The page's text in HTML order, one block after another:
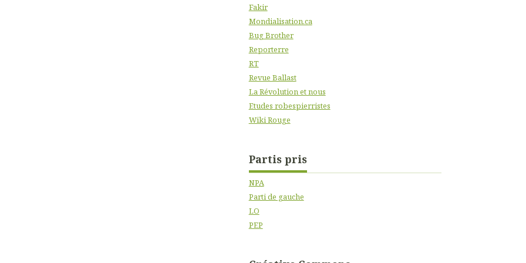
Fakir
Mondialisation.ca
Bug Brother
Reporterre
RT
Revue Ballast
La Révolution et nous
Etudes robespierristes
Wiki Rouge
Partis pris
NPA
Parti de gauche
LO
PEP